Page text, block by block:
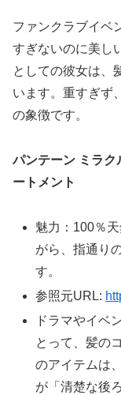
ファンクラブイベ
すぎないのに美し
としての彼女は、
います。重すぎず
の象徴です。
パンテーン ミラク
ートメント
魅力：100％
がら、指通り
す。
参照元URL:
ドラマやイベ
とって、髪の
のアイテムは
が「清楚な後